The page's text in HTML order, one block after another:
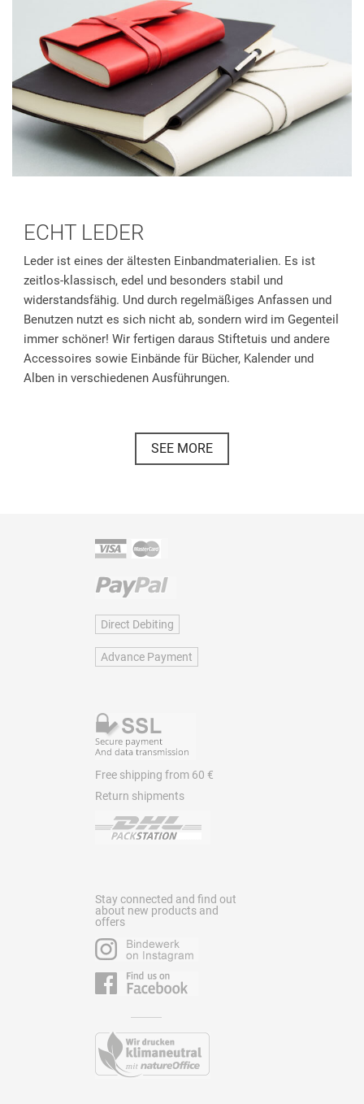
ECHT LEDER
Leder ist eines der ältesten Einbandmaterialien. Es ist
zeitlos-klassisch, edel und besonders stabil und
widerstandsfähig. Und durch regelmäßiges Anfassen und
Benutzen nutzt es sich nicht ab, sondern wird im Gegenteil
immer schöner! Wir fertigen daraus Stiftetuis und andere
Accessoires sowie Einbände für Bücher, Kalender und
Alben in verschiedenen Ausführungen.
SEE MORE
Direct Debiting
Advance Payment
Free shipping from 60 €
Return shipments
Stay connected and find out
about new products and
offers